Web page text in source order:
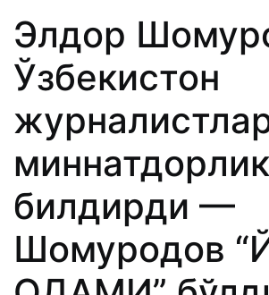
Элдор
Ўзбекистон
миннатдорлик
билдирди —
Шомуродов